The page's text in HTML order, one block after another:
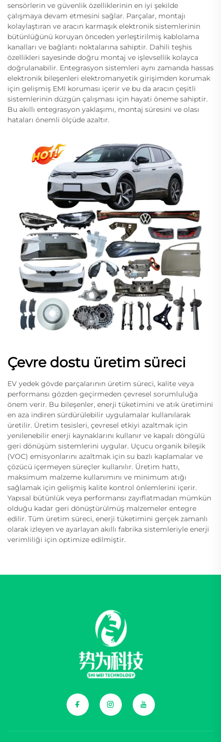
sensörlerin ve güvenlik özelliklerinin en iyi şekilde
çalışmaya devam etmesini sağlar. Parçalar, montajı
kolaylaştıran ve aracın karmaşık elektronik sistemlerinin
bütünlüğünü koruyan önceden yerleştirilmiş kablolama
kanalları ve bağlantı noktalarına sahiptir. Dahili teşhis
özellikleri sayesinde doğru montaj ve işlevsellik kolayca
doğrulanabilir. Entegrasyon sistemleri aynı zamanda hassas
elektronik bileşenleri elektromanyetik girişimden korumak
için gelişmiş EMI koruması içerir ve bu da aracın çeşitli
sistemlerinin düzgün çalışması için hayati öneme sahiptir.
Bu akıllı entegrasyon yaklaşımı, montaj süresini ve olası
hataları önemli ölçüde azaltır.
Çevre dostu üretim süreci
EV yedek gövde parçalarının üretim süreci, kalite veya
performansı gözden geçirmeden çevresel sorumluluğa
önem verir. Bu bileşenler, enerji tüketimini ve atık üretimini
en aza indiren sürdürülebilir uygulamalar kullanılarak
üretilir. Üretim tesisleri, çevresel etkiyi azaltmak için
yenilenebilir enerji kaynaklarını kullanır ve kapalı döngülü
geri dönüşüm sistemlerini uygular. Uçucu organik bileşik
(VOC) emisyonlarını azaltmak için su bazlı kaplamalar ve
çözücü içermeyen süreçler kullanılır. Üretim hattı,
maksimum malzeme kullanımını ve minimum atığı
sağlamak için gelişmiş kalite kontrol önlemlerini içerir.
Yapısal bütünlük veya performansı zayıflatmadan mümkün
olduğu kadar geri dönüştürülmüş malzemeler entegre
edilir. Tüm üretim süreci, enerji tüketimini gerçek zamanlı
olarak izleyen ve ayarlayan akıllı fabrika sistemleriyle enerji
verimliliği için optimize edilmiştir.